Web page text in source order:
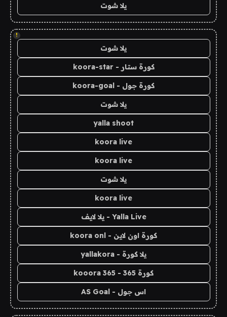
يلا شوت
!
يلا شوت
كورة ستار - koora-star
كورة جول - koora-goal
يلا شوت
yalla shoot
koora live
koora live
يلا شوت
koora live
Yalla Live - يلا لايف
كورة اون لاين - koora onl
يلا كورة - yallakora
كورة 365 - kooora 365
اس جول - AS Goal